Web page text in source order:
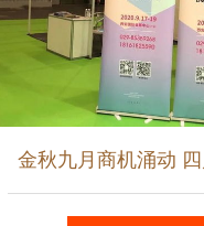
金秋九月商机涌动